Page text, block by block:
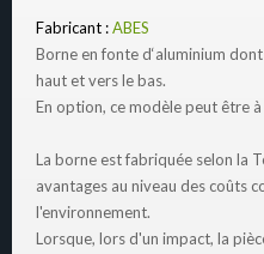
Fabricant :ABES
Borne en fonte d‘aluminium
haut et vers le bas.
En option, ce modèle peut être
La borne est fabriquée selon la
avantages au niveau des coûts
l'environnement.
Lorsque, lors d'un impact, la